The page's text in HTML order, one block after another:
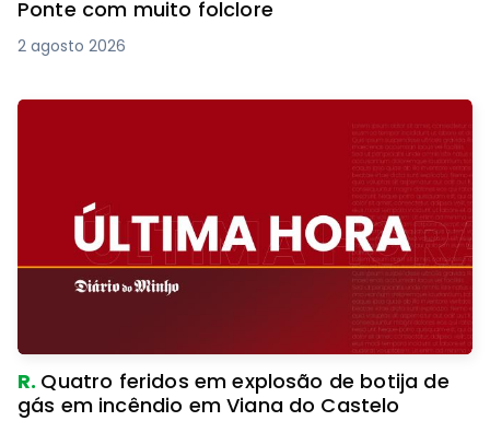
Ponte com muito folclore
2 agosto 2026
R. Quatro feridos em explosão de botija de
gás em incêndio em Viana do Castelo